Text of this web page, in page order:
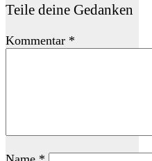
Teile deine Gedanken
Kommentar *